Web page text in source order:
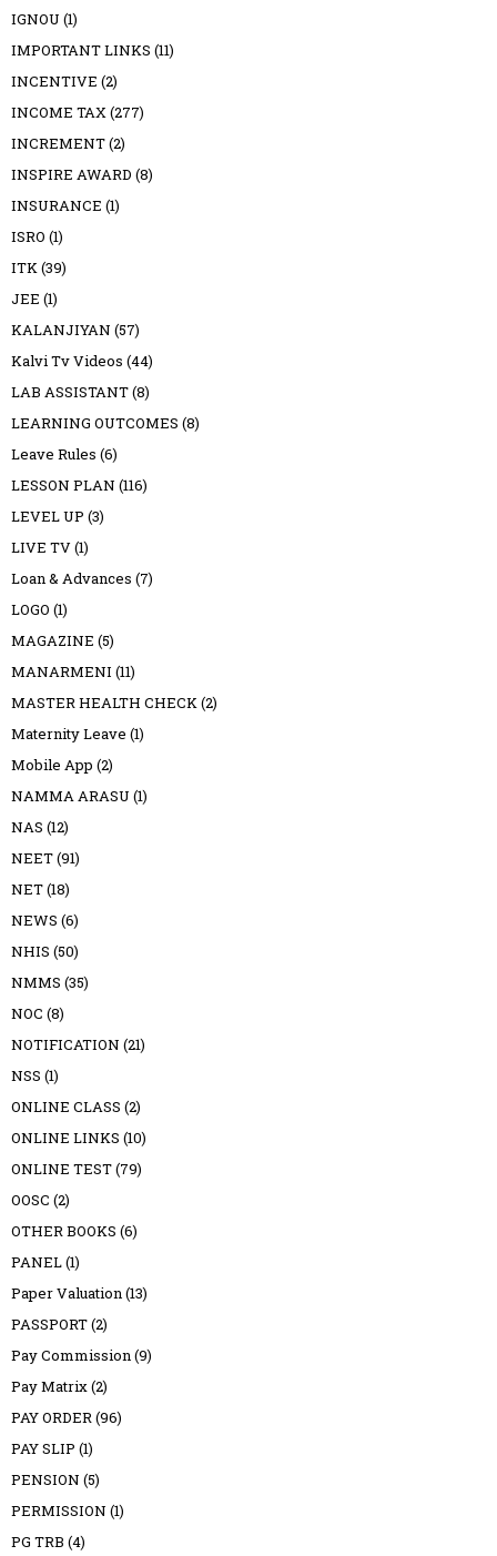
IGNOU (1)
IMPORTANT LINKS (11)
INCENTIVE (2)
INCOME TAX(277)
INCREMENT(2)
INSPIRE AWARD (8)
INSURANCE (1)
ISRO (1)
ITK(39)
JEE (1)
KALANJIYAN (57)
Kalvi Tv Videos (44)
LAB ASSISTANT(8)
LEARNING OUTCOMES (8)
Leave Rules (6)
LESSON PLAN (116)
LEVEL UP (3)
LIVE TV(1)
Loan & Advances (7)
LOGO (1)
MAGAZINE (5)
MANARMENI (11)
MASTER HEALTH CHECK(2)
Maternity Leave (1)
Mobile App (2)
NAMMA ARASU (1)
NAS (12)
NEET(91)
NET(18)
NEWS (6)
NHIS (50)
NMMS (35)
NOC (8)
NOTIFICATION (21)
NSS (1)
ONLINE CLASS (2)
ONLINE LINKS (10)
ONLINE TEST(79)
OOSC (2)
OTHER BOOKS (6)
PANEL(1)
Paper Valuation(13)
PASSPORT(2)
Pay Commission(9)
Pay Matrix(2)
PAY ORDER(96)
PAY SLIP (1)
PENSION (5)
PERMISSION (1)
PG TRB (4)